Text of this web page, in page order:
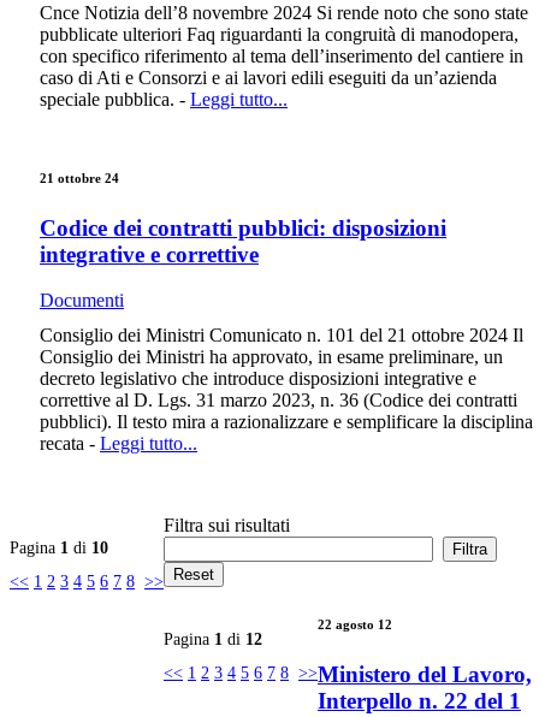
Cnce Notizia dell’8 novembre 2024 Si rende noto che sono state
pubblicate ulteriori Faq riguardanti la congruità di manodopera,
con specifico riferimento al tema dell’inserimento del cantiere in
caso di Ati e Consorzi e ai lavori edili eseguiti da un’azienda
speciale pubblica. - Leggi tutto...
21 ottobre 24
Codice dei contratti pubblici: disposizioni
integrative e correttive
Documenti
Consiglio dei Ministri Comunicato n. 101 del 21 ottobre 2024 Il
Consiglio dei Ministri ha approvato, in esame preliminare, un
decreto legislativo che introduce disposizioni integrative e
correttive al D. Lgs. 31 marzo 2023, n. 36 (Codice dei contratti
pubblici). Il testo mira a razionalizzare e semplificare la disciplina
recata - Leggi tutto...
Pagina 1 di 10
<< 1 2 3 4 5 6 7 8 >>
Filtra sui risultati
Pagina 1 di 12
<< 1 2 3 4 5 6 7 8 >>
22 agosto 12
Ministero del Lavoro,
Interpello n. 22 del 1